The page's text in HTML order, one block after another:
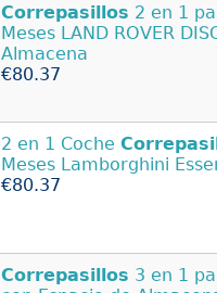
Correpasillos 2 en 1
Meses LAND ROVER
Almacena
€80.37
2 en 1 Coche
Meses Lamborghini
€80.37
Correpasillos 3 en 1